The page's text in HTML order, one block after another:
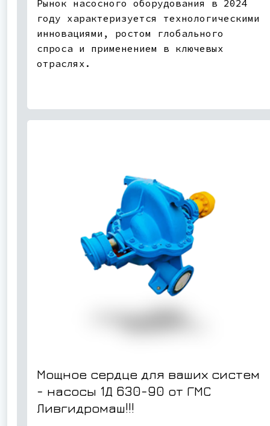
Рынок насосного оборудования в 2024
году характеризуется технологическими
инновациями, ростом глобального
спроса и применением в ключевых
отраслях.
Мощное сердце для ваших систем
- насосы 1Д 630-90 от ГМС
Ливгидромаш!!!